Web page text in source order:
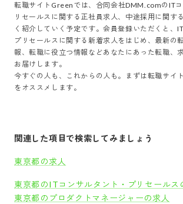
転職サイトGreenでは、 合同会社DMM.comのIT
リセールス に関する正社員求人、中途採用に関す
く紹介していく予定です。会員登録いただくと、
プリセールス に関する新着求人をはじめ、最新の
報、転職に役立つ情報などあなたにあった転職、
お届けします。
今すぐの人も、これからの人も。まずは転職サイ
をオススメします。
関連した項目で検索してみましょう
東京都の求人
東京都のITコンサルタント・プリセールス
東京都のプロダクトマネージャーの求人